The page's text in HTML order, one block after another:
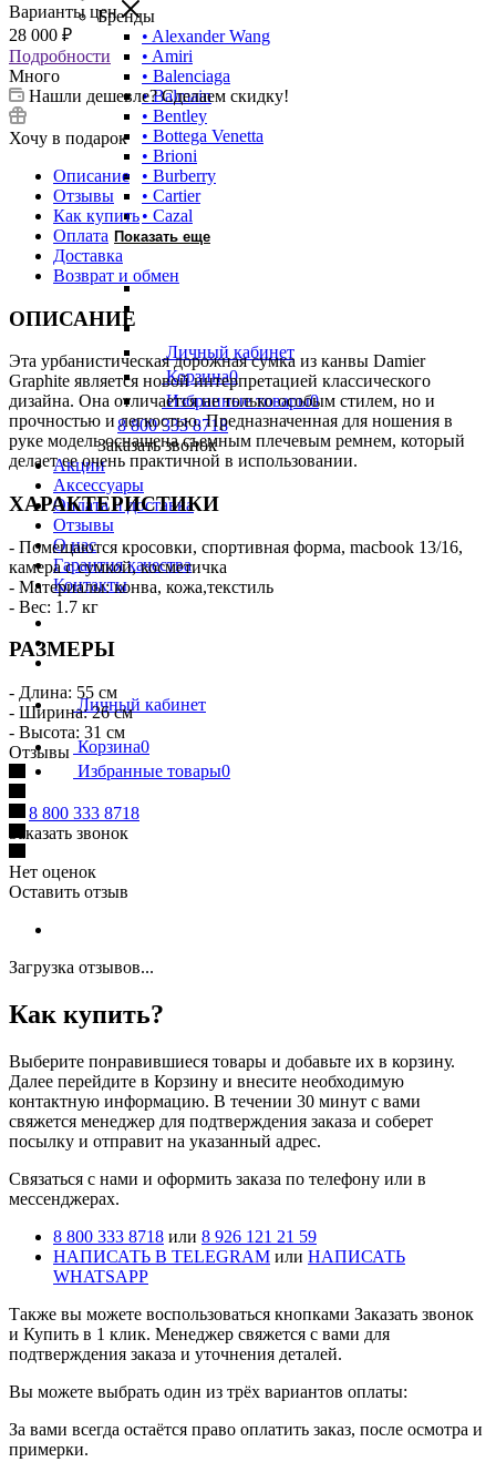
Бренды
• Alexander Wang
• Amiri
• Balenciaga
• Balmain
• Bentley
• Bottega Venetta
• Brioni
• Burberry
• Cartier
• Cazal
Показать еще
Личный кабинет
Корзина0
Избранные товары0
8 800 333 8718
Заказать звонок
Акции
Аксессуары
Оплата и доставка
Отзывы
О нас
Гарантия качества
Контакты
Личный кабинет
Корзина0
Избранные товары0
8 800 333 8718
Заказать звонок
Варианты цен
28 000 ₽
Подробности
Много
Нашли дешевле? Сделаем скидку!
Хочу в подарок
Описание
Отзывы
Как купить
Оплата
Доставка
Возврат и обмен
ОПИСАНИЕ
Эта урбанистическая дорожная сумка из канвы Damier
Graphite является новой интерпретацией классического
дизайна. Она отличается не только особым стилем, но и
прочностью и легкостью. Предназначенная для ношения в
руке модель оснащена съемным плечевым ремнем, который
делает ее очень практичной в использовании.
ХАРАКТЕРИСТИКИ
- Помещаются кросовки, спортивная форма, macbook 13/16,
камера с сумкой, косметичка
- Материалы: конва, кожа,текстиль
- Вес: 1.7 кг
РАЗМЕРЫ
- Длина: 55 см
- Ширина: 26 см
- Высота: 31 см
Отзывы
Нет оценок
Оставить отзыв
Загрузка отзывов...
Как купить?
Выберите понравившиеся товары и добавьте их в корзину.
Далее перейдите в Корзину и внесите необходимую
контактную информацию. В течении 30 минут с вами
свяжется менеджер для подтверждения заказа и соберет
посылку и отправит на указанный адрес.
Cвязаться с нами и оформить заказа по телефону или в
мессенджерах.
8 800 333 8718 или 8 926 121 21 59
НАПИСАТЬ В TELEGRAM или НАПИСАТЬ
WHATSAPP
Также вы можете воспользоваться кнопками Заказать звонок
и Купить в 1 клик. Менеджер свяжется с вами для
подтверждения заказа и уточнения деталей.
Вы можете выбрать один из трёх вариантов оплаты:
За вами всегда остаётся право оплатить заказ, после осмотра и
примерки.